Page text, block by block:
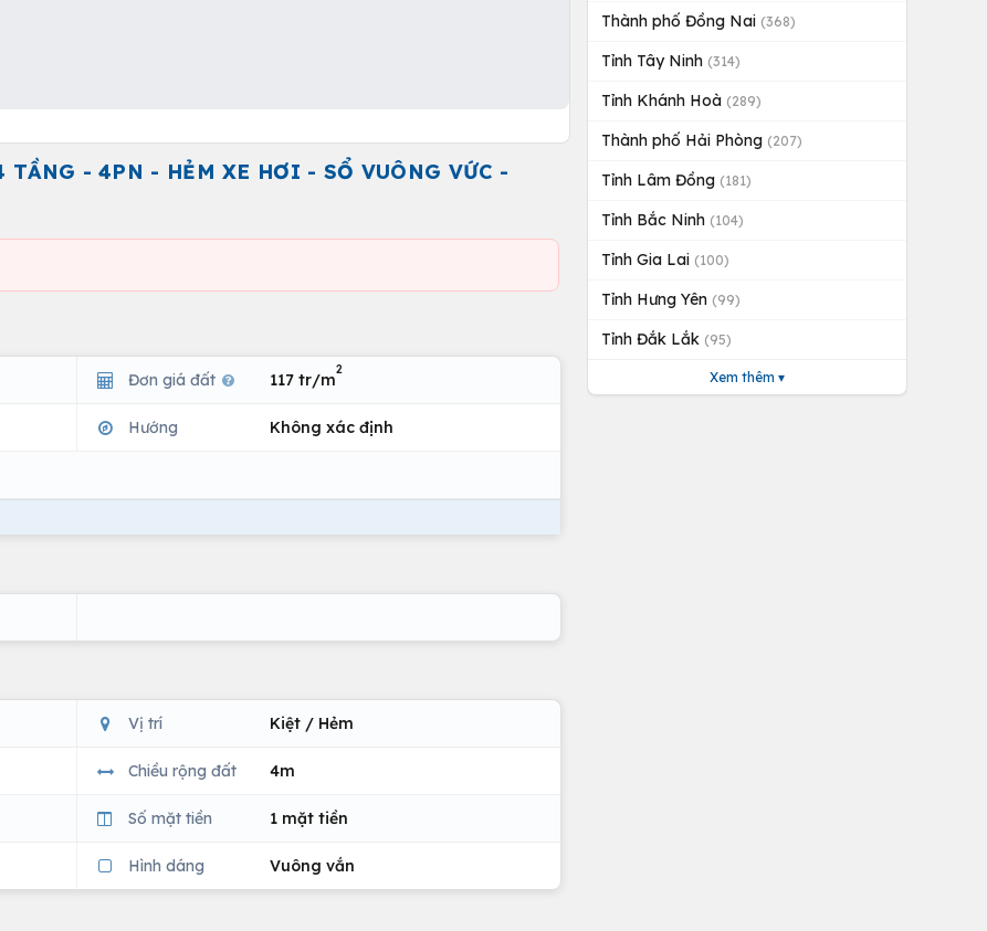
- 4PN - HẺM XE HƠI - SỔ VUÔNG VỨC -
Đơn giá đất 117 tr/m
2
Hướng Không xác định
Vị trí Kiệt / Hẻm
Chiều rộng đất 4m
Số mặt tiền 1 mặt tiền
Hình dáng Vuông vắn
Thành phố Đồng Nai (368)
Tỉnh Tây Ninh (314)
Tỉnh Khánh Hoà (289)
Thành phố Hải Phòng (207)
Tỉnh Lâm Đồng (181)
Tỉnh Bắc Ninh (104)
Tỉnh Gia Lai (100)
Tỉnh Hưng Yên (99)
Tỉnh Đắk Lắk (95)
Xem thêm ▾